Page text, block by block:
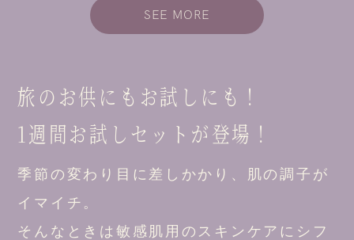
SEE MORE
旅のお供にもお試しにも！
1週間お試しセットが登場！
季節の変わり目に差しかかり、肌の調子が
イマイチ。
そんなときは敏感肌用のスキンケアにシフ